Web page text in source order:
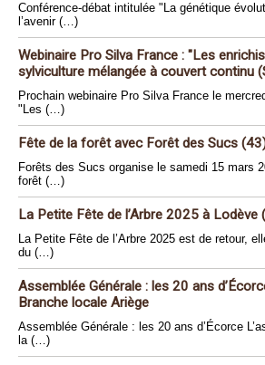
Conférence-débat intitulée "La génétique
l’avenir (…)
Webinaire Pro Silva France : "Les
sylviculture mélangée à couvert continu
Prochain webinaire Pro Silva France le
"Les (…)
Fête de la forêt avec Forêt des Sucs
Forêts des Sucs organise le samedi 15 mars
forêt (…)
La Petite Fête de l’Arbre 2025 à Lodève
La Petite Fête de l’Arbre 2025 est de retour,
du (…)
Assemblée Générale : les 20 ans
Branche locale Ariège
Assemblée Générale : les 20 ans d’Écorce
la (…)